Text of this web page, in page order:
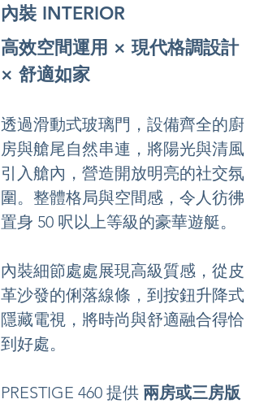
內裝 INTERIOR
高效空間運用 × 現代格調設計
× 舒適如家
透過滑動式玻璃門，設備齊全的廚
房與艙尾自然串連，將陽光與清風
引入艙內，營造開放明亮的社交氛
圍。整體格局與空間感，令人彷彿
置身 50 呎以上等級的豪華遊艇。
內裝細節處處展現高級質感，從皮
革沙發的俐落線條，到按鈕升降式
隱藏電視，將時尚與舒適融合得恰
到好處。
PRESTIGE 460 提供 兩房或三房版